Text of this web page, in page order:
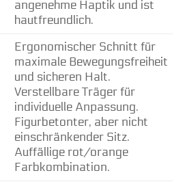
angenehme Haptik und ist
hautfreundlich.
Ergonomischer Schnitt für
maximale Bewegungsfreiheit
und sicheren Halt.
Verstellbare Träger für
individuelle Anpassung.
Figurbetonter, aber nicht
einschränkender Sitz.
Auffällige rot/orange
Farbkombination.